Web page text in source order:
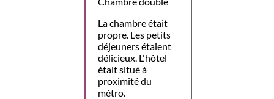
La chambre était
propre. Les petits
déjeuners étaient
délicieux. L'hôtel
était situé à
proximité du
métro.